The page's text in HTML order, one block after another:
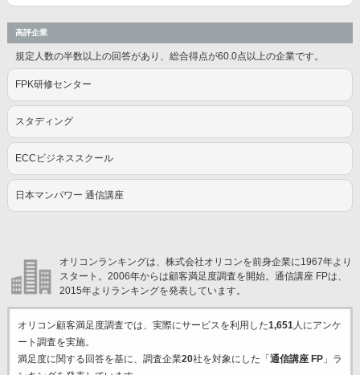
高評企業
規定人数の半数以上の回答があり、総合得点が60.0点以上の企業です。
FPK研修センター
スタディング
ECCビジネススクール
日本マンパワー 通信講座
オリコンランキングは、株式会社オリコンを前身企業に1967年より
スタート。2006年からは顧客満足度調査を開始。通信講座 FPは、
2015年よりランキングを発表しています。
オリコン顧客満足度調査では、実際にサービスを利用した1,651人にアンケ
ート調査を実施。
満足度に関する回答を基に、調査企業20社を対象にした「 通信講座 FP」ラ